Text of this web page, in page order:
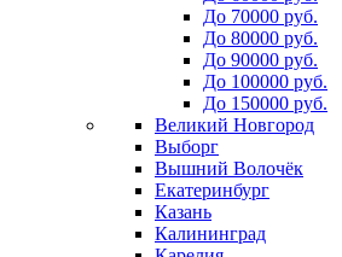
До 70000 руб.
До 80000 руб.
До 90000 руб.
До 100000 руб.
До 150000 руб.
Великий Новгород
Выборг
Вышний Волочёк
Екатеринбург
Казань
Калининград